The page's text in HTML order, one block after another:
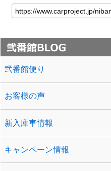
弐番館便り
お客様の声
新入庫車情報
キャンペーン情報